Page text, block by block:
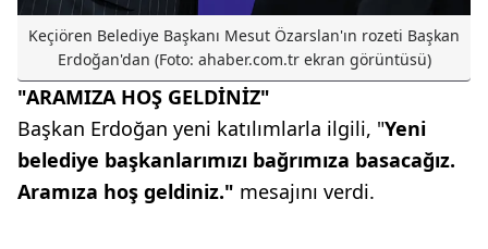
Keçiören Belediye Başkanı Mesut Özarslan'ın rozeti Başkan
Erdoğan'dan (Foto: ahaber.com.tr ekran görüntüsü)
"ARAMIZA HOŞ GELDİNİZ"
Başkan Erdoğan yeni katılımlarla ilgili, "Yeni
belediye başkanlarımızı bağrımıza basacağız.
Aramıza hoş geldiniz." mesajını verdi.